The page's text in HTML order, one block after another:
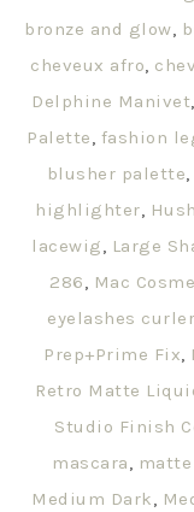
bronze and glow,
cheveux afro,
Delphine Manivet,
Palette, fashion
blusher palette,
highlighter, Hush
lacewig, Large
286, Mac
eyelashes curler
Prep+Prime Fix,
Retro Matte
Studio Finish
mascara,
Medium Dark,